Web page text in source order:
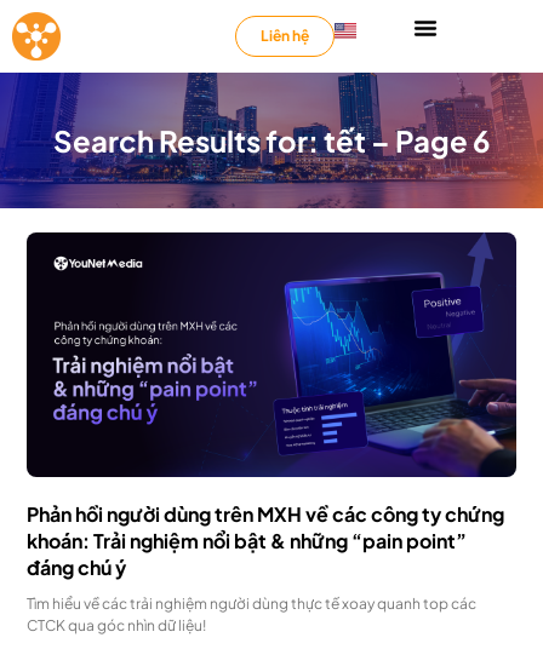
Liên hệ
Search Results for: tết – Page 6
Phản hồi người dùng trên MXH về các công ty chứng
khoán: Trải nghiệm nổi bật & những “pain point”
đáng chú ý
Tìm hiểu về các trải nghiệm người dùng thực tế xoay quanh top các
CTCK qua góc nhìn dữ liệu!